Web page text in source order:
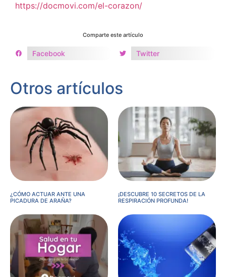
https://docmovi.com/el-corazon/
Comparte este artículo
Facebook Twitter
Otros artículos
¿CÓMO ACTUAR ANTE UNA
PICADURA DE ARAÑA?
¡DESCUBRE 10 SECRETOS DE LA
RESPIRACIÓN PROFUNDA!